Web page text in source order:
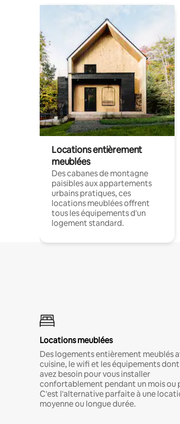
Locations entièrement
meublées
Des cabanes de montagne
paisibles aux appartements
urbains pratiques, ces
locations meublées offrent
tous les équipements d'un
logement standard.
Locations meublées
Des logements entièrement meublés
cuisine, le wifi et les équipements
avez besoin pour vous installer
confortablement pendant un mois ou
C'est l'alternative parfaite à une
moyenne ou longue durée.